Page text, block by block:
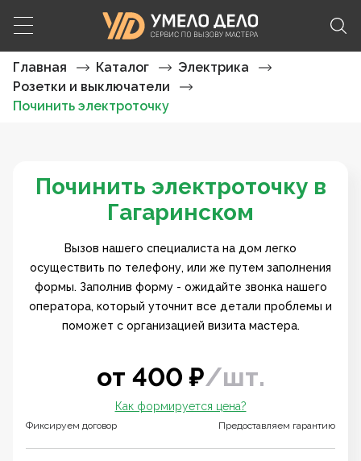
Главная Каталог
Электрика
Розетки и выключатели
Починить электроточку
Починить электроточку в
Гагаринском
Вызов нашего специалиста на дом легко
осуществить по телефону, или же путем заполнения
формы. Заполнив форму - ожидайте звонка нашего
оператора, который уточнит все детали проблемы и
поможет с организацией визита мастера.
от 400 ₽/шт.
Фиксируем договор
Как формируется цена?
Предоставляем гарантию